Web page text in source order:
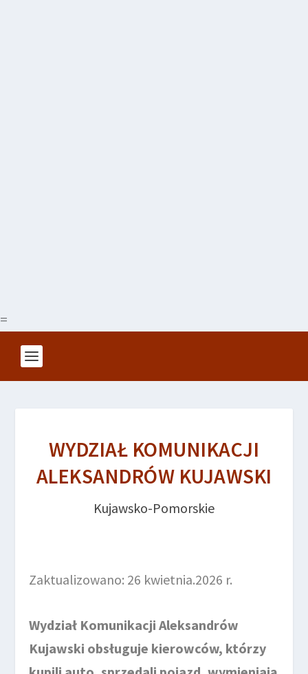
=
WYDZIAŁ KOMUNIKACJI
ALEKSANDRÓW KUJAWSKI
Kujawsko-Pomorskie
Zaktualizowano: 26 kwietnia.2026 r.
Wydział Komunikacji Aleksandrów
Kujawski obsługuje kierowców, którzy